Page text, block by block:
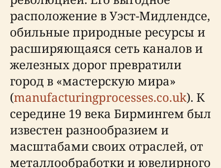
расположение в Уэст-Мидлендсе,
обильные природные ресурсы и
расширяющаяся сеть каналов и
железных дорог превратили
город в «мастерскую мира»
(manufacturingprocesses.co.uk). К
середине 19 века Бирмингем был
известен разнообразием и
масштабами своих отраслей, от
металлообработки и ювелирного